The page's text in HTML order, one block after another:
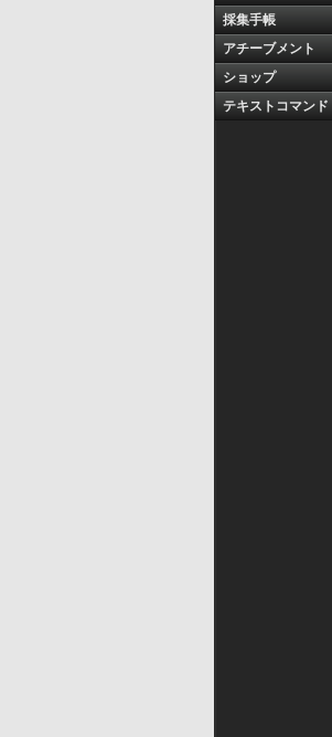
採集手帳
アチーブメント
ショップ
テキストコマンド